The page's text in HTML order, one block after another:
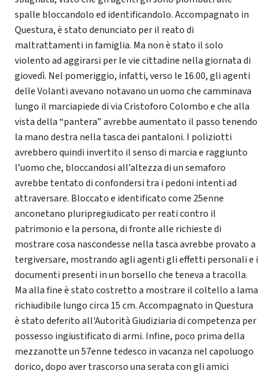
spalle bloccandolo ed identificandolo. Accompagnato in
Questura, è stato denunciato per il reato di
maltrattamenti in famiglia. Ma non è stato il solo
violento ad aggirarsi per le vie cittadine nella giornata di
giovedì. Nel pomeriggio, infatti, verso le 16.00, gli agenti
delle Volanti avevano notavano un uomo che camminava
lungo il marciapiede di via Cristoforo Colombo e che alla
vista della “pantera” avrebbe aumentato il passo tenendo
la mano destra nella tasca dei pantaloni. I poliziotti
avrebbero quindi invertito il senso di marcia e raggiunto
l’uomo che, bloccandosi all’altezza di un semaforo
avrebbe tentato di confondersi tra i pedoni intenti ad
attraversare. Bloccato e identificato come 25enne
anconetano pluripregiudicato per reati contro il
patrimonio e la persona, di fronte alle richieste di
mostrare cosa nascondesse nella tasca avrebbe provato a
tergiversare, mostrando agli agenti gli effetti personali e i
documenti presenti in un borsello che teneva a tracolla.
Ma alla fine è stato costretto a mostrare il coltello a lama
richiudibile lungo circa 15 cm. Accompagnato in Questura
è stato deferito all'Autorità Giudiziaria di competenza per
possesso ingiustificato di armi. Infine, poco prima della
mezzanotte un 57enne tedesco in vacanza nel capoluogo
dorico, dopo aver trascorso una serata con gli amici